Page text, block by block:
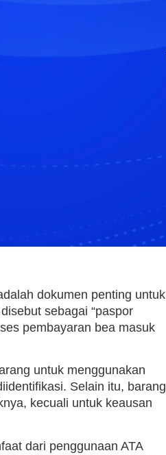
dokumen penting untuk
sebagai “paspor
pembayaran bea masuk
untuk menggunakan
Selain itu, barang
kecuali untuk keausan
dari penggunaan ATA